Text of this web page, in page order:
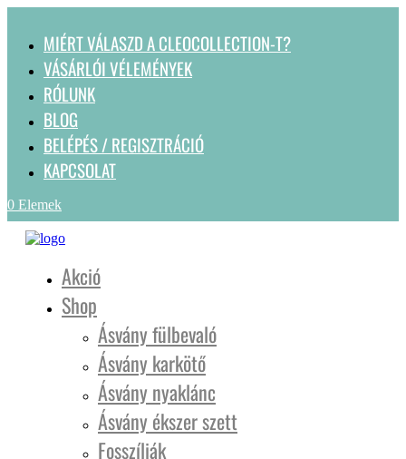
MIÉRT VÁLASZD A CLEOCOLLECTION-T?
VÁSÁRLÓI VÉLEMÉNYEK
RÓLUNK
BLOG
BELÉPÉS / REGISZTRÁCIÓ
KAPCSOLAT
0 Elemek
Akció
Shop
Ásvány fülbevaló
Ásvány karkötő
Ásvány nyaklánc
Ásvány ékszer szett
Fosszíliák